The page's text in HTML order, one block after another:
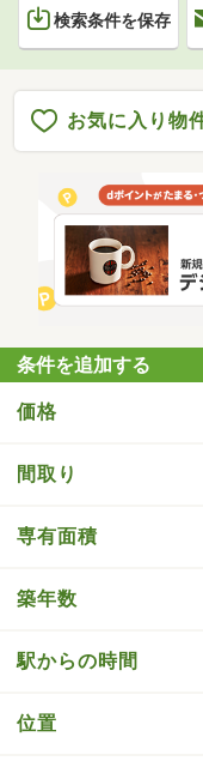
検索条件を保存
お気に入り物
条件を追加する
価格
間取り
専有面積
築年数
駅からの時間
位置